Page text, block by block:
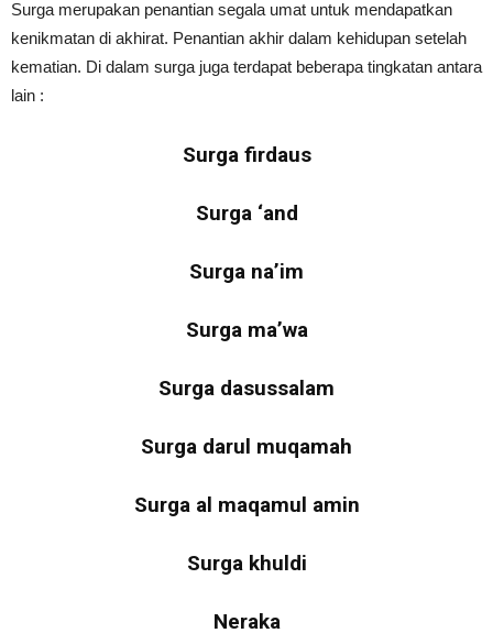
Surga merupakan penantian segala umat untuk mendapatkan
kenikmatan di akhirat. Penantian akhir dalam kehidupan setelah
kematian. Di dalam surga juga terdapat beberapa tingkatan antara
lain :
Surga firdaus
Surga ‘and
Surga na’im
Surga ma’wa
Surga dasussalam
Surga darul muqamah
Surga al maqamul amin
Surga khuldi
Neraka